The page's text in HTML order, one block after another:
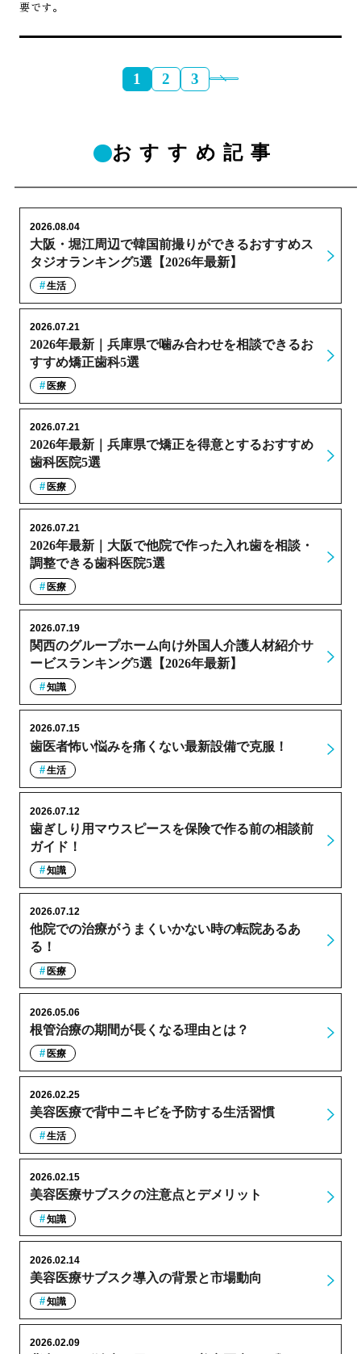
要です。
1 2 3
おすすめ記事
大阪・堀江周辺で韓国前撮りができるおすすめス
タジオランキング5選【2026年最新】
2026.08.04
生活
2026年最新｜兵庫県で噛み合わせを相談できるお
すすめ矯正歯科5選
2026.07.21
医療
2026年最新｜兵庫県で矯正を得意とするおすすめ
歯科医院5選
2026.07.21
医療
2026年最新｜大阪で他院で作った入れ歯を相談・
調整できる歯科医院5選
2026.07.21
医療
関西のグループホーム向け外国人介護人材紹介サ
ービスランキング5選【2026年最新】
2026.07.19
知識
歯医者怖い悩みを痛くない最新設備で克服！
2026.07.15
生活
歯ぎしり用マウスピースを保険で作る前の相談前
ガイド！
2026.07.12
知識
他院での治療がうまくいかない時の転院あるあ
る！
2026.07.12
医療
根管治療の期間が長くなる理由とは？
2026.05.06
医療
美容医療で背中ニキビを予防する生活習慣
2026.02.25
生活
美容医療サブスクの注意点とデメリット
2026.02.15
知識
美容医療サブスク導入の背景と市場動向
2026.02.14
知識
2026.02.09